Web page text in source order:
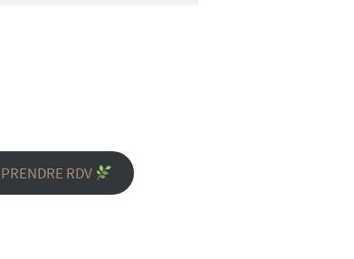
PRENDRE RDV